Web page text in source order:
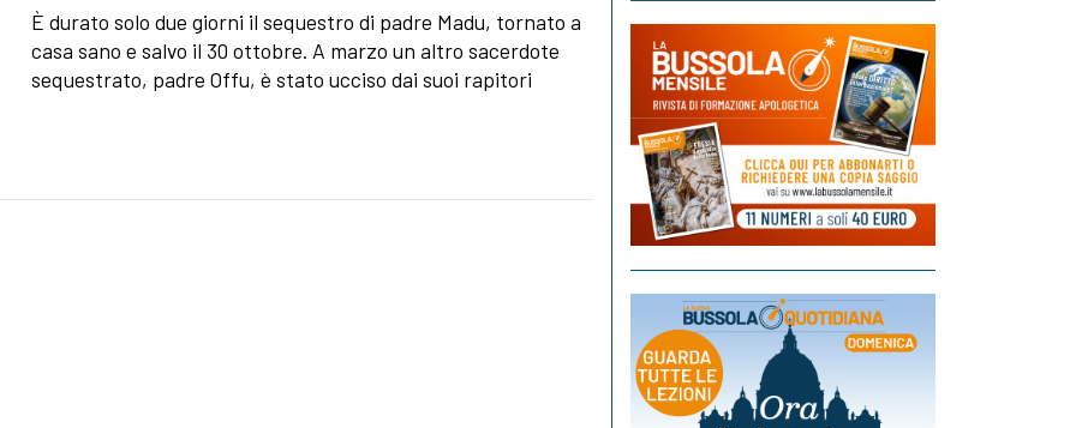
È durato solo due giorni il sequestro di padre Madu, tornato a
casa sano e salvo il 30 ottobre. A marzo un altro sacerdote
sequestrato, padre Offu, è stato ucciso dai suoi rapitori